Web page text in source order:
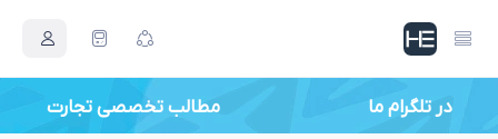
در تلگرام ما مطالب تخصصی تجارت